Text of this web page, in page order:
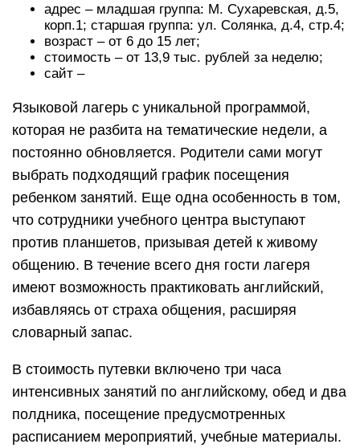
адрес – младшая группа: М. Сухаревская, д.5,
корп.1; старшая группа: ул. Солянка, д.4, стр.4;
возраст – от 6 до 15 лет;
стоимость – от 13,9 тыс. рублей за неделю;
сайт –
Языковой лагерь с уникальной программой,
которая не разбита на тематические недели, а
постоянно обновляется. Родители сами могут
выбрать подходящий график посещения
ребенком занятий. Еще одна особенность в том,
что сотрудники учебного центра выступают
против планшетов, призывая детей к живому
общению. В течение всего дня гости лагеря
имеют возможность практиковать английский,
избавляясь от страха общения, расширяя
словарный запас.
В стоимость путевки включено три часа
интенсивных занятий по английскому, обед и два
полдника, посещение предусмотренных
расписанием мероприятий, учебные материалы.